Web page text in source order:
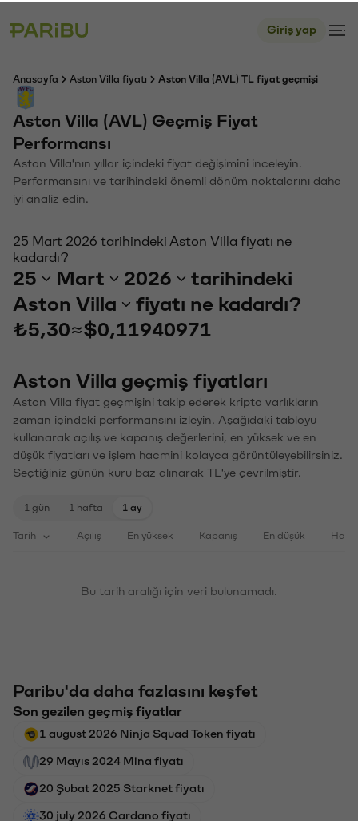
Giriş yap
Anasayfa Aston Villa fiyatı Aston Villa (AVL) TL fiyat geçmişi
Aston Villa (AVL) Geçmiş Fiyat
Performansı
Aston Villa'nın yıllar içindeki fiyat değişimini inceleyin.
Performansını ve tarihindeki önemli dönüm noktalarını daha
iyi analiz edin.
25 Mart 2026 tarihindeki Aston Villa fiyatı ne
kadardı?
25 Mart 2026
tarihindeki
Aston Villa
fiyatı ne kadardı?
₺5,30≈$0,11940971
Aston Villa geçmiş fiyatları
Aston Villa fiyat geçmişini takip ederek kripto varlıkların
zaman içindeki performansını izleyin. Aşağıdaki tabloyu
kullanarak açılış ve kapanış değerlerini, en yüksek ve en
düşük fiyatları ve işlem hacmini kolayca görüntüleyebilirsiniz.
Seçtiğiniz günün kuru baz alınarak TL'ye çevrilmiştir.
1 gün 1 hafta 1 ay
Tarih Açılış En yüksek Kapanış En düşük
Bu tarih aralığı için veri bulunamadı.
Paribu'da daha fazlasını keşfet
Son gezilen geçmiş fiyatlar
1 august 2026 Ninja Squad Token fiyatı
29 Mayıs 2024 Mina fiyatı
20 Şubat 2025 Starknet fiyatı
30 july 2026 Cardano fiyatı